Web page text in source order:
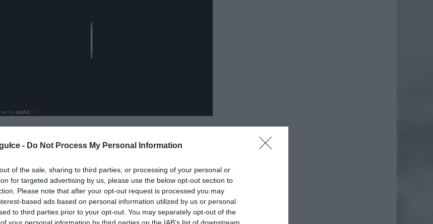
- Do Not Process My Personal Information
of the sale, sharing to third parties, or processing of your personal or
for targeted advertising by us, please use the below opt-out section to
Please note that after your opt-out request is processed you may
based ads based on personal information utilized by us or personal
to third parties prior to your opt-out. You may separately opt-out of the
your personal information by third parties on the IAB’s list of downstream
ad